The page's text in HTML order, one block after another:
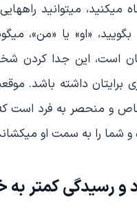
میکنید، میتوانید
«او» یا «من»،
است، این جدا کردن
داشته باشد.
و منحصر به فرد است
و شما را به سمت او
رسیدگی کمتر به